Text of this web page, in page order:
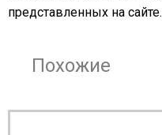
представленных на сайте.
Похожие